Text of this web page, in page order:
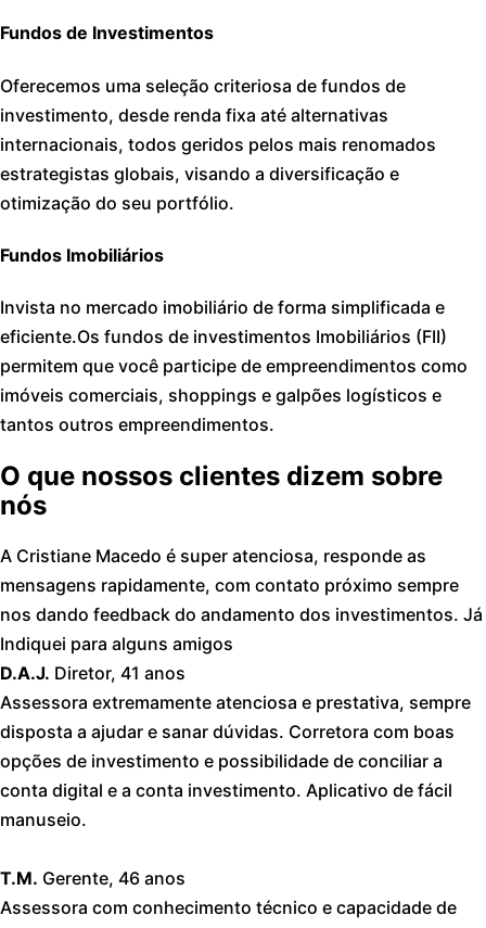
Fundos de Investimentos
Oferecemos uma seleção criteriosa de fundos de
investimento, desde renda fixa até alternativas
internacionais, todos geridos pelos mais renomados
estrategistas globais, visando a diversificação e
otimização do seu portfólio.
Fundos Imobiliários
Invista no mercado imobiliário de forma simplificada e
eficiente.​Os fundos de investimentos Imobiliários (FII)
permitem que você participe de empreendimentos como
imóveis comerciais, shoppings e galpões logísticos e
tantos outros empreendimentos.
O que nossos clientes dizem sobre
nós
A Cristiane Macedo é super atenciosa, responde as
mensagens rapidamente, com contato próximo sempre
nos dando feedback do andamento dos investimentos. Já
Indiquei para alguns amigos
D.A.J. Diretor, 41 anos
Assessora extremamente atenciosa e prestativa, sempre
disposta a ajudar e sanar dúvidas. Corretora com boas
opções de investimento e possibilidade de conciliar a
conta digital e a conta investimento. Aplicativo de fácil
manuseio.
T.M. Gerente, 46 anos
Assessora com conhecimento técnico e capacidade de